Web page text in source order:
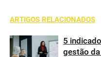
ARTIGOS RELACIONADOS
5
gestão